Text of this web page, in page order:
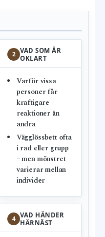
2 VAD SOM ÄR
OKLART
Varför vissa
personer får
kraftigare
reaktioner än
andra
Vägglössbett ofta
i rad eller grupp
– men mönstret
varierar mellan
individer
4 VAD HÄNDER
HÄRNÄST